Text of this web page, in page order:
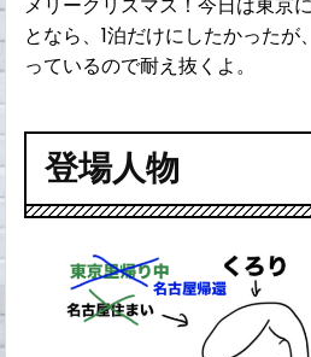
となら、1泊だけにしたかったが、
っているので耐え抜くよ。
登場人物